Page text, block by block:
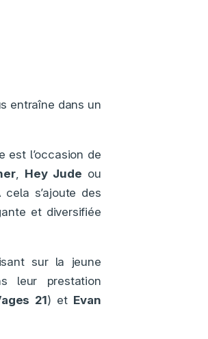
entraîne dans un
l’occasion de
, Hey Jude ou
s’ajoute des
et diversifiée
sur la jeune
leur prestation
21) et Evan